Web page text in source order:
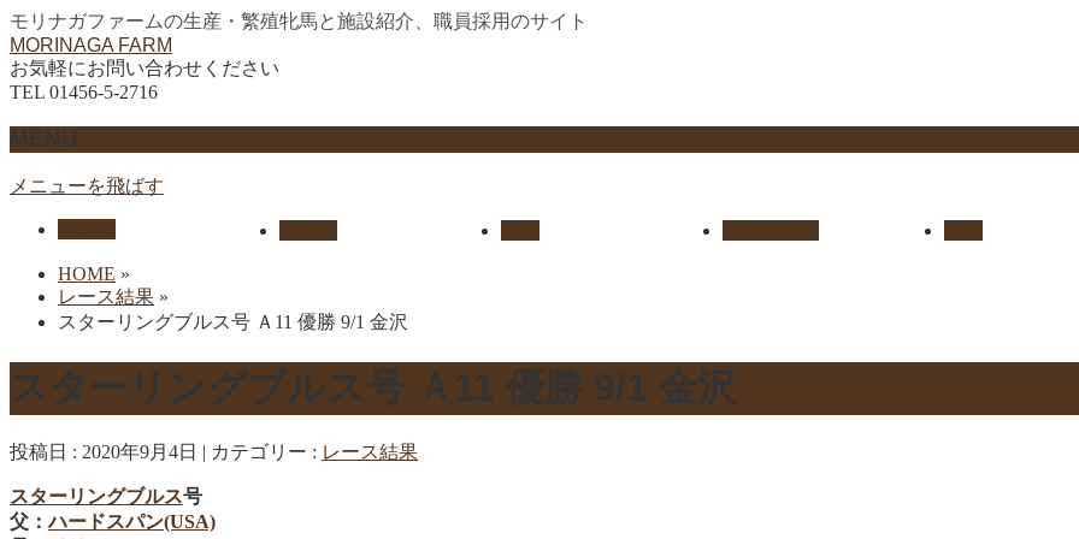
モリナガファームの生産・繁殖牝馬と施設紹介、職員採用のサイト
MORINAGA FARM
お気軽にお問い合わせください
TEL 01456-5-2716
MENU
メニューを飛ばす
HOME »
レース結果 »
スターリングブルス号 Ａ11 優勝 9/1 金沢
スターリングブルス号 Ａ11 優勝 9/1 金沢
投稿日 : 2020年9月4日 カテゴリー : レース結果
スターリングブルス号
父：ハードスパン(USA)